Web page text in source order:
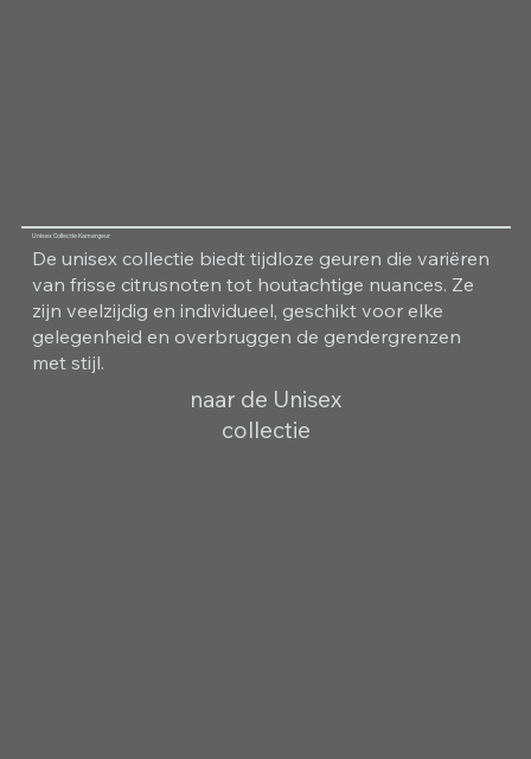
Unisex Collectie Kamergeur
De unisex collectie biedt tijdloze geuren die variëren
van frisse citrusnoten tot houtachtige nuances. Ze
zijn veelzijdig en individueel, geschikt voor elke
gelegenheid en overbruggen de gendergrenzen
met stijl.
naar de Unisex
collectie